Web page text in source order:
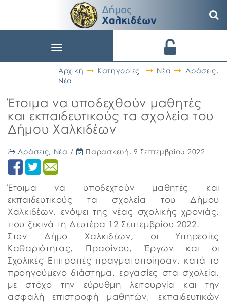
Toggle
Αρχική
Κατηγορίες Νέα Δράσεις,
Νέα
Έτοιμα να υποδεχθούν μαθητές
και εκπαιδευτικούς τα σχολεία του
Δήμου Χαλκιδέων
Δράσεις, Νέα / Παρασκευή, 9 Σεπτεμβρίου 2022
Έτοιμα να υποδεχτούν μαθητές και
εκπαιδευτικούς τα σχολεία του Δήμου
Χαλκιδέων, ενόψει της νέας σχολικής χρονιάς,
που ξεκινά τη Δευτέρα 12 Σεπτεμβρίου 2022.
Στον Δήμο Χαλκιδέων, οι Υπηρεσίες
Καθαριότητας, Πρασίνου, Έργων και οι
Σχολικές Επιτροπές πραγματοποίησαν, κατά το
προηγούμενο διάστημα, εργασίες στα σχολεία,
με στόχο την εύρυθμη λειτουργία και την
ασφαλή επιστροφή μαθητών, εκπαιδευτικών